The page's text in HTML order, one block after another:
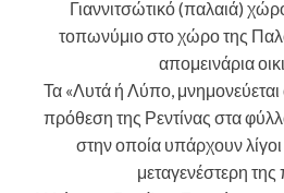
Γιαννιτσώτικό (παλαιά)
τοπωνύμιο στο χώρο της
απομεινάρια
Τα «Λυτά ή Λύπο,
πρόθεση της Ρεντίνας στα
στην οποία υπάρχουν
μεταγενέστερη